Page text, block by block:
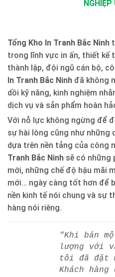
NGHIỆP
Tổng Kho In Tranh Bắc Ninh
trong lĩnh vực in ấn, thiết kế
thành lập, đội ngũ cán bộ,
In Tranh Bắc Ninh đã không
dồi kỹ năng, kinh nghiệm
dịch vụ và sản phẩm hoàn
Với nỗ lực không ngừng để
sự hài lòng cũng như những
dựa trên nền tảng của công
Tranh Bắc Ninh sẽ có những
mới, những chế độ hậu mãi
mới… ngày càng tốt hơn để
nền kinh tế nói chung và sự
hàng nói riêng.
"Khi bán
lượng với
tôi đã đặt
Khách